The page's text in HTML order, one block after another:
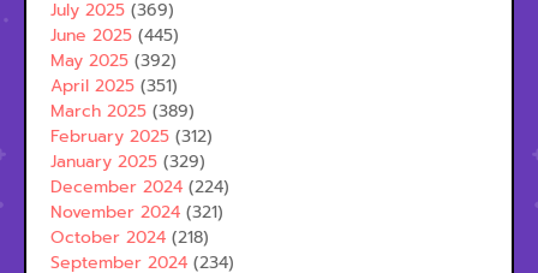
July 2025 (369)
June 2025 (445)
May 2025 (392)
April 2025 (351)
March 2025 (389)
February 2025 (312)
January 2025 (329)
December 2024 (224)
November 2024 (321)
October 2024 (218)
September 2024 (234)